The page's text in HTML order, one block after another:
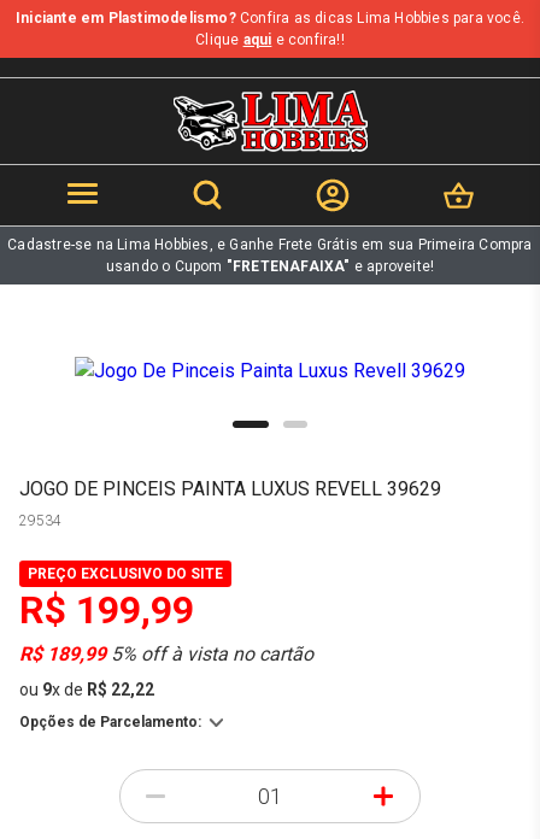
b
Iniciante em Plastimodelismo?Confira as dicas Lima Hobbies para você.
Clique aqui e confira!!
Cadastre-se na Lima Hobbies, e Ganhe Frete Grátis em sua Primeira Compra
usando o Cupom "FRETENAFAIXA" e aproveite!
JOGO DE PINCEIS PAINTA LUXUS REVELL 39629
29534
PREÇO EXCLUSIVO DO SITE
R$ 199,99
R$ 189,995% off à vista no cartão
ou 9xde R$ 22,22
Opções de Parcelamento:
- +